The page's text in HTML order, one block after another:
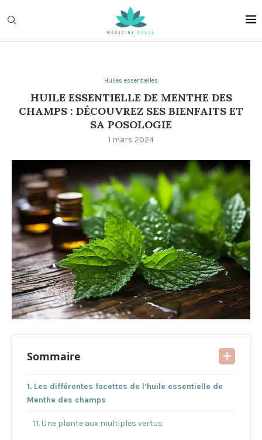
Huiles essentielles
HUILE ESSENTIELLE DE MENTHE DES
CHAMPS : DÉCOUVREZ SES BIENFAITS ET
SA POSOLOGIE
1 mars 2024
Sommaire
Les différentes facettes de l’huile essentielle de
Menthe des champs
Une plante aux multiples vertus